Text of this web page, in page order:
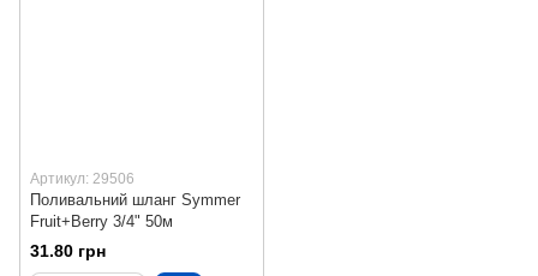
Артикул: 29506
Поливальний шланг Symmer
Fruit+Berry 3/4" 50м
31.80 грн